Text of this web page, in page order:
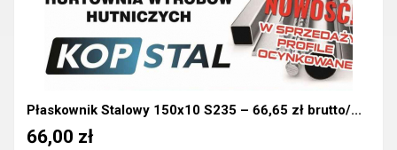
Płaskownik Stalowy 150x10 S235 – 66,65 zł brutto/...
66,00 zł